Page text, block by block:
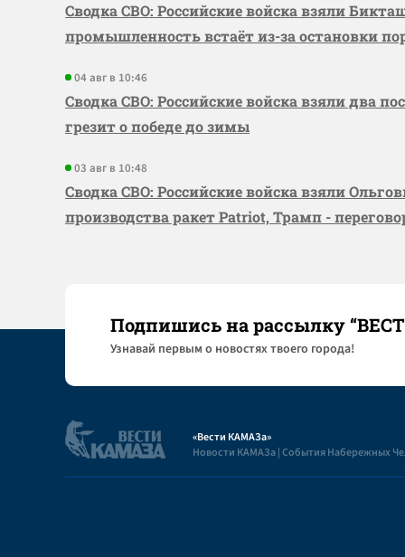
Сводка СВО: Российские войска взяли
промышленность встаёт из-за остановки
04 авг в 10:46
Сводка СВО: Российские войска взяли два
грезит о победе до зимы
03 авг в 10:48
Сводка СВО: Российские войска взяли
производства ракет Patriot, Трамп -
Подпишись на рассылку
Узнaвай первым о новостях твоего города!
«Вести КАМАЗа»
Новости КАМАЗа | События Набережных